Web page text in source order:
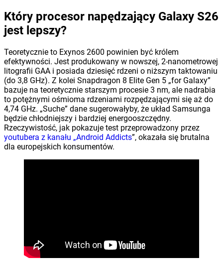
Który procesor napędzający Galaxy S26
jest lepszy?
Teoretycznie to Exynos 2600 powinien być królem
efektywności. Jest produkowany w nowszej, 2-nanometrowej
litografii GAA i posiada dziesięć rdzeni o niższym taktowaniu
(do 3,8 GHz). Z kolei Snapdragon 8 Elite Gen 5 „for Galaxy”
bazuje na teoretycznie starszym procesie 3 nm, ale nadrabia
to potężnymi ośmioma rdzeniami rozpędzającymi się aż do
4,74 GHz. „Suche” dane sugerowałyby, że układ Samsunga
będzie chłodniejszy i bardziej energooszczędny.
Rzeczywistość, jak pokazuje test przeprowadzony przez
youtubera z kanału „Android Addicts”, okazała się brutalna
dla europejskich konsumentów.